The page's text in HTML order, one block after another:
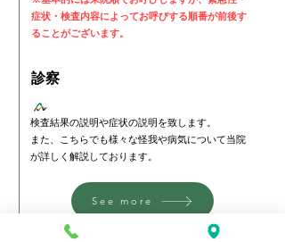
症状・検査内容によってお呼びする順番が前後す
ることがございます。
​診察
検査結果の説明や症状の説明を致します。
​また、
こちら​でも様々な怪我や病気について当院
が詳しく解説しております。
See more